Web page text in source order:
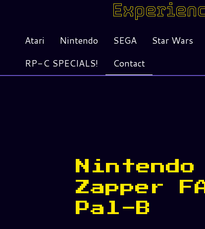
Atari Nintendo SEGA Star Wars
RP-C SPECIALS!
Contact
Nintendo
Zapper
Pal-B